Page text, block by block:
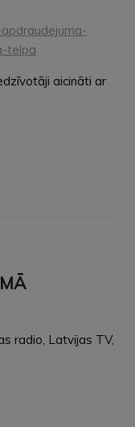
telpa
aicināti ar
radio, Latvijas TV,